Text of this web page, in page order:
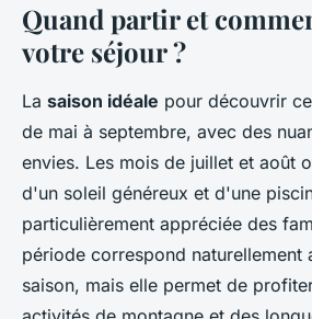
Quand partir et
votre séjour ?
La saison idéale pour découvrir
de mai à septembre, avec des
envies. Les mois de juillet et août
d'un soleil généreux et d'une
particulièrement appréciée des
période correspond naturellement
saison, mais elle permet de